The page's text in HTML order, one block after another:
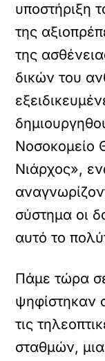
υποστήριξη
της
της
δικών του
Νοσοκομείο
Νιάρχος»,
σύστημα οι
αυτό το
Πάμε τώρα
ψηφίστηκαν
τις
σταθμών,